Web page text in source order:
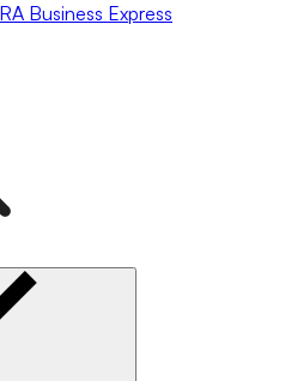
Business Express